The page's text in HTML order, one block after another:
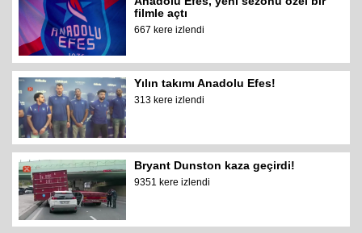
filmle açtı
667 kere izlendi
Yılın takımı Anadolu Efes!
313 kere izlendi
Bryant Dunston kaza geçirdi!
9351 kere izlendi